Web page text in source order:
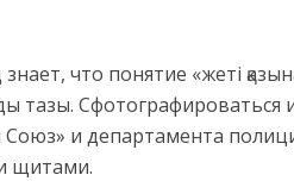
что понятие «жеті
тазы.
и департамента
щитами.